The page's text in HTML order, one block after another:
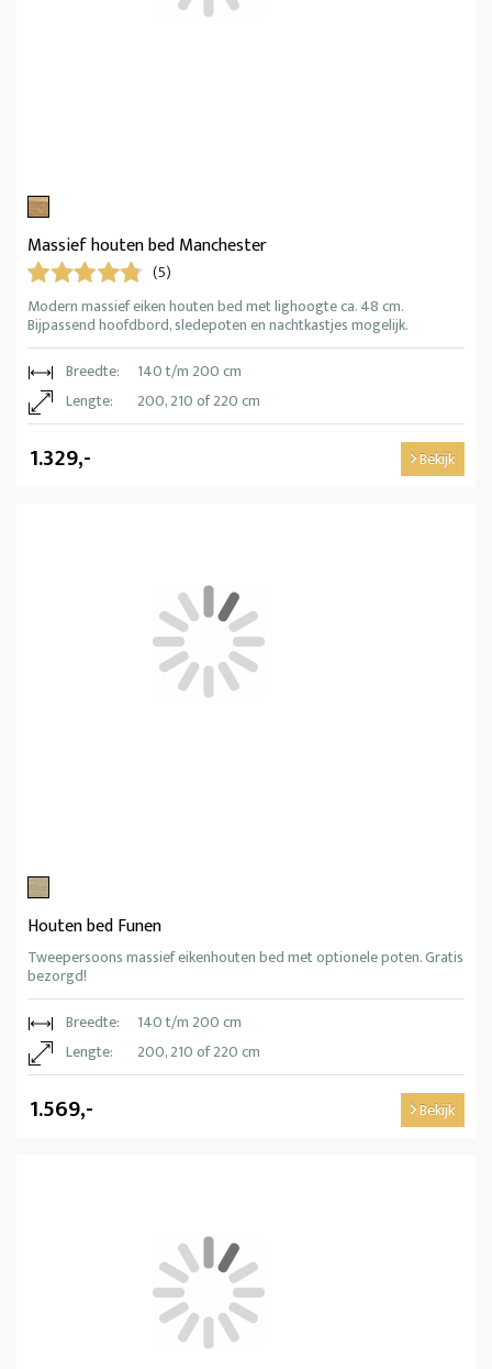
Massief houten bed Manchester
(5)
Modern massief eiken houten bed met lighoogte ca. 48 cm.
Bijpassend hoofdbord, sledepoten en nachtkastjes mogelijk.
Breedte:
140 t/m 200 cm
Lengte:
200, 210 of 220 cm
1.329,- Bekijk
Houten bed Funen
Tweepersoons massief eikenhouten bed met optionele poten. Gratis
bezorgd!
Breedte:
140 t/m 200 cm
Lengte:
200, 210 of 220 cm
1.569,- Bekijk